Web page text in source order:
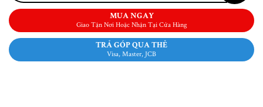
MUA NGAY
Giao Tận Nơi Hoặc Nhận Tại Cửa Hàng
TRẢ GÓP QUA THẺ
Visa, Master, JCB